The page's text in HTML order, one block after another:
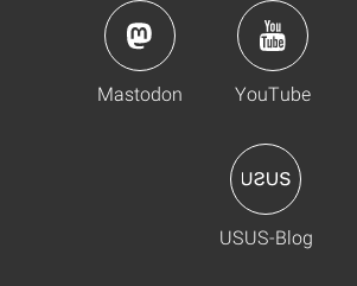
Mastodon YouTube
USUS-Blog